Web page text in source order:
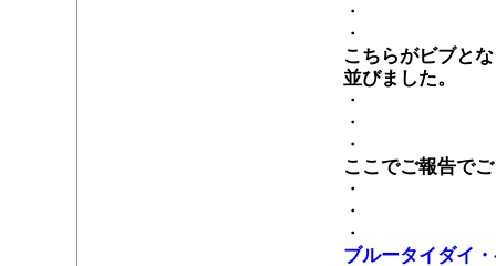
・
・
こちらがビブと
並びました。
・
・
・
ここでご報告で
・
・
・
ブルータイダイ